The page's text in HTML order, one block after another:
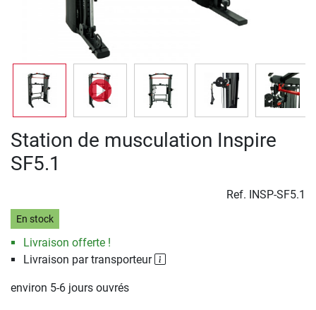
Station de musculation Inspire
SF5.1
Ref. INSP-SF5.1
En stock
Livraison offerte !
Livraison par transporteur
environ 5-6 jours ouvrés